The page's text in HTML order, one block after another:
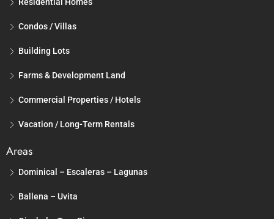
Condos / Villas
Building Lots
Farms & Development Land
Commercial Properties / Hotels
Vacation / Long-Term Rentals
Areas
Dominical – Escaleras – Lagunas
Ballena – Uvita